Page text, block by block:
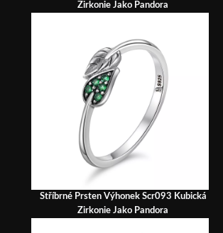
Zirkonie Jako Pandora
Stříbrné Prsten Výhonek Scr093 Kubická
Zirkonie Jako Pandora